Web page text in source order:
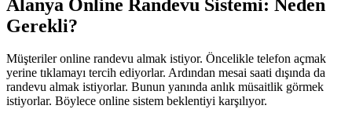
Alanya Online Randevu Sistemi: Neden
Gerekli?
Müşteriler online randevu almak istiyor. Öncelikle telefon açmak
yerine tıklamayı tercih ediyorlar. Ardından mesai saati dışında da
randevu almak istiyorlar. Bunun yanında anlık müsaitlik görmek
istiyorlar. Böylece online sistem beklentiyi karşılıyor.